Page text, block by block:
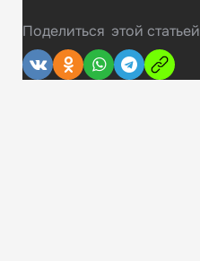
Поделиться этой статьей